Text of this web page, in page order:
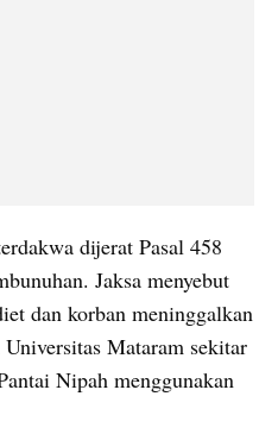
dijerat Pasal 458
Jaksa menyebut
dan korban meninggalkan
Mataram sekitar
Nipah menggunakan